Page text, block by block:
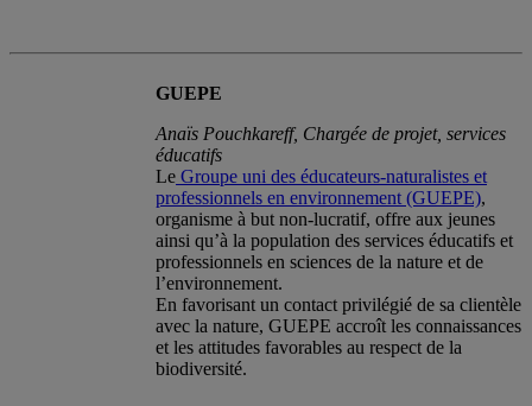
GUEPE
Anaïs Pouchkareff, Chargée de projet, services
éducatifs
Le Groupe uni des éducateurs-naturalistes et
professionnels en environnement (GUEPE),
organisme à but non-lucratif, offre aux jeunes
ainsi qu’à la population des services éducatifs et
professionnels en sciences de la nature et de
l’environnement.
En favorisant un contact privilégié de sa clientèle
avec la nature, GUEPE accroît les connaissances
et les attitudes favorables au respect de la
biodiversité.